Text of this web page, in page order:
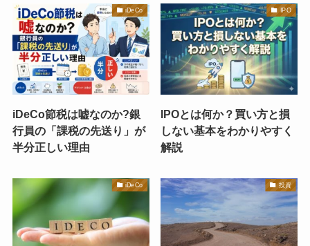
iDeCo
iDeCo節税は嘘なのか?銀
行員の「課税の先送り」が
半分正しい理由
IPO
IPOとは何か？買い方と損
しない基本をわかりやすく
解説
iDeCo 投資